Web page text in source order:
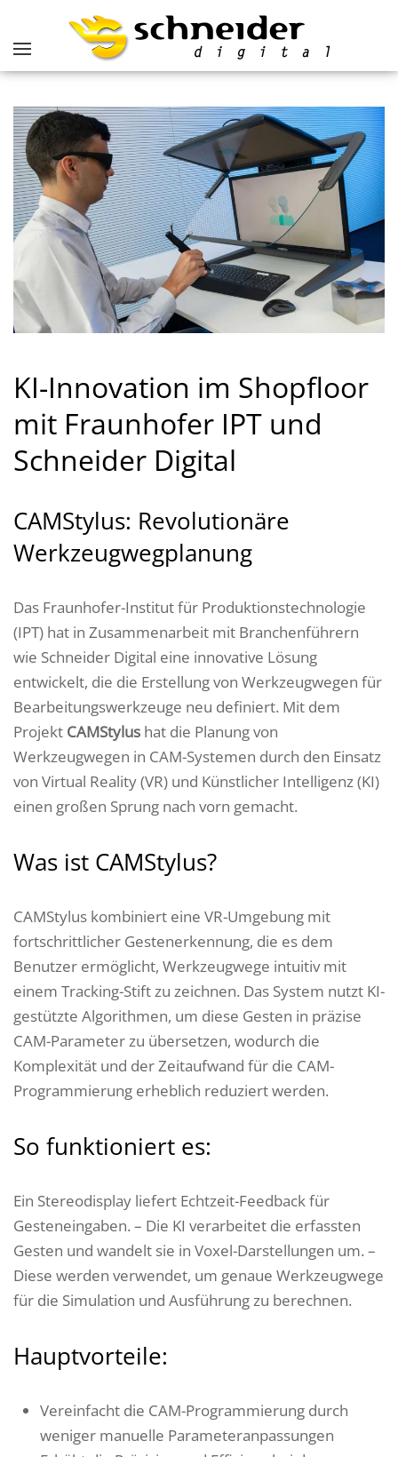
KI-Innovation im Shopfloor
mit Fraunhofer IPT und
Schneider Digital
CAMStylus: Revolutionäre
Werkzeugwegplanung
Das Fraunhofer-Institut für Produktionstechnologie
(IPT) hat in Zusammenarbeit mit Branchenführern
wie Schneider Digital eine innovative Lösung
entwickelt, die die Erstellung von Werkzeugwegen für
Bearbeitungswerkzeuge neu definiert. Mit dem
Projekt CAMStylus hat die Planung von
Werkzeugwegen in CAM-Systemen durch den Einsatz
von Virtual Reality (VR) und Künstlicher Intelligenz (KI)
einen großen Sprung nach vorn gemacht.
Was ist CAMStylus?
CAMStylus kombiniert eine VR-Umgebung mit
fortschrittlicher Gestenerkennung, die es dem
Benutzer ermöglicht, Werkzeugwege intuitiv mit
einem Tracking-Stift zu zeichnen. Das System nutzt KI-
gestützte Algorithmen, um diese Gesten in präzise
CAM-Parameter zu übersetzen, wodurch die
Komplexität und der Zeitaufwand für die CAM-
Programmierung erheblich reduziert werden.
So funktioniert es:
Ein Stereodisplay liefert Echtzeit-Feedback für
Gesteneingaben. – Die KI verarbeitet die erfassten
Gesten und wandelt sie in Voxel-Darstellungen um. –
Diese werden verwendet, um genaue Werkzeugwege
für die Simulation und Ausführung zu berechnen.
Hauptvorteile:
Vereinfacht die CAM-Programmierung durch
weniger manuelle Parameteranpassungen